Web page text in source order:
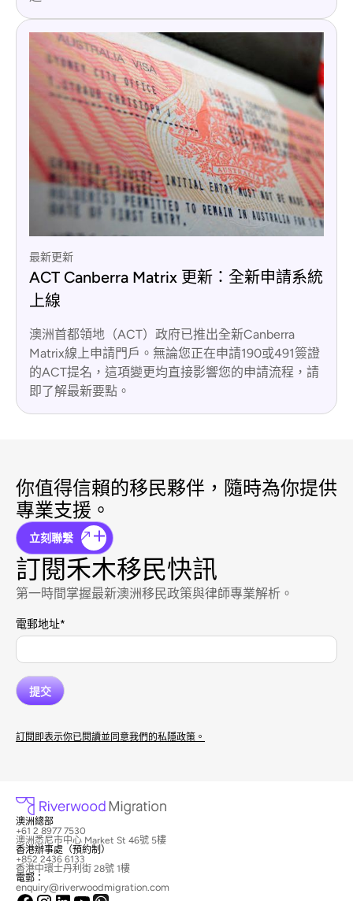
最新更新
ACT Canberra Matrix 更新：全新申請系統
上線
澳洲首都領地（ACT）政府已推出全新Canberra
Matrix線上申請門戶。無論您正在申請190或491簽證
的ACT提名，這項變更均直接影響您的申請流程，請
即了解最新要點。
你值得信賴的移民夥伴，隨時為你提供
專業支援。
立刻聯繫
訂閱禾木移民快訊
第一時間掌握最新澳洲移民政策與律師專業解析。
電郵地址*
訂閱即表示你已閱讀並同意我們的私隱政策。
澳洲總部
+61 2 8977 7530
澳洲悉尼市中心 Market St 46號 5樓
香港辦事處（預約制）
+852 2436 6133
香港中環士丹利街 28號 1樓
電郵：
enquiry@riverwoodmigration.com